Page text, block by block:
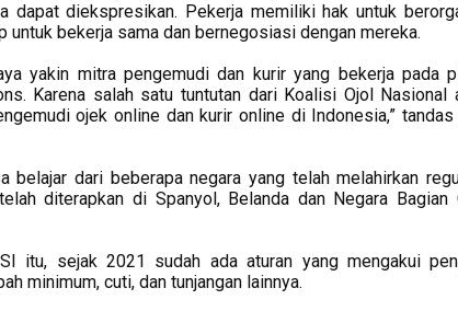
dapat diekspresikan. Pekerja memiliki hak untuk
bekerja sama dan bernegosiasi dengan mereka.
yakin mitra pengemudi dan kurir yang bekerja pada
Karena salah satu tuntutan dari Koalisi Ojol Nasional
ojek online dan kurir online di Indonesia,”
belajar dari beberapa negara yang telah melahirkan
diterapkan di Spanyol, Belanda dan Negara
itu, sejak 2021 sudah ada aturan yang mengakui
minimum, cuti, dan tunjangan lainnya.